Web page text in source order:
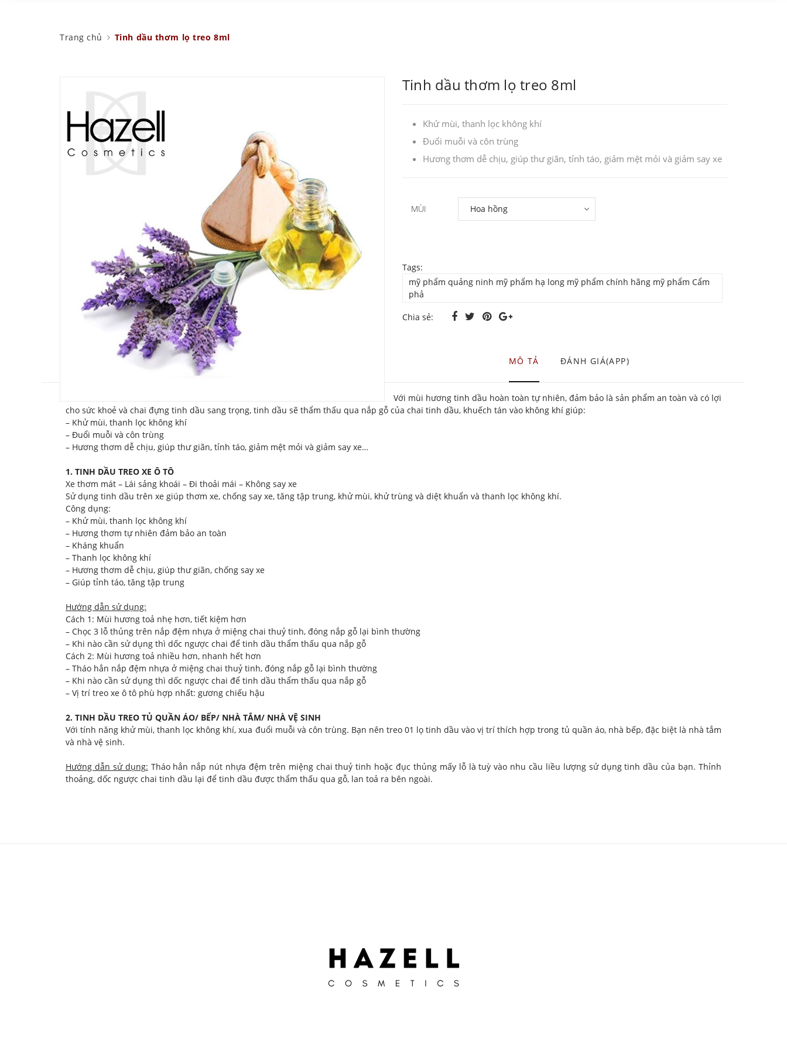
Trang chủ Tinh dầu thơm lọ treo 8ml
Tinh dầu thơm lọ treo 8ml
Khử mùi, thanh lọc không khí
Đuổi muỗi và côn trùng
Hương thơm dễ chịu, giúp thư giãn, tỉnh táo, giảm mệt mỏi và giảm say xe
MÙI
Tags:
mỹ phẩm quảng ninh mỹ phẩm hạ long mỹ phẩm chính hãng mỹ phẩm Cẩm
phả
Chia sẻ:
MÔ TẢ ĐÁNH GIÁ(APP)
Với mùi hương tinh dầu hoàn toàn tự nhiên, đảm bảo là sản phẩm an toàn và có lợi
cho sức khoẻ và chai đựng tinh dầu sang trọng, tinh dầu sẽ thẩm thấu qua nắp gỗ của chai tinh dầu, khuếch tán vào không khí giúp:
– Khử mùi, thanh lọc không khí
– Đuổi muỗi và côn trùng
– Hương thơm dễ chịu, giúp thư giãn, tỉnh táo, giảm mệt mỏi và giảm say xe…
1. TINH DẦU TREO XE Ô TÔ
Xe thơm mát – Lái sảng khoái – Đi thoải mái – Không say xe
Sử dụng tinh dầu trên xe giúp thơm xe, chống say xe, tăng tập trung, khử mùi, khử trùng và diệt khuẩn và thanh lọc không khí.
Công dụng:
– Khử mùi, thanh lọc không khí
– Hương thơm tự nhiên đảm bảo an toàn
– Kháng khuẩn
– Thanh lọc không khí
– Hương thơm dễ chịu, giúp thư giãn, chống say xe
– Giúp tỉnh táo, tăng tập trung
Hướng dẫn sử dụng:
Cách 1: Mùi hương toả nhẹ hơn, tiết kiệm hơn
– Chọc 3 lỗ thủng trên nắp đệm nhựa ở miệng chai thuỷ tinh, đóng nắp gỗ lại bình thường
– Khi nào cần sử dụng thì dốc ngược chai để tinh dầu thẩm thấu qua nắp gỗ
Cách 2: Mùi hương toả nhiều hơn, nhanh hết hơn
– Tháo hẳn nắp đệm nhựa ở miệng chai thuỷ tinh, đóng nắp gỗ lại bình thường
– Khi nào cần sử dụng thì dốc ngược chai để tinh dầu thẩm thấu qua nắp gỗ
– Vị trí treo xe ô tô phù hợp nhất: gương chiếu hậu
2. TINH DẦU TREO TỦ QUẦN ÁO/ BẾP/ NHÀ TẮM/ NHÀ VỆ SINH
Với tính năng khử mùi, thanh lọc không khí, xua đuổi muỗi và côn trùng. Bạn nên treo 01 lọ tinh dầu vào vị trí thích hợp trong tủ quần áo, nhà bếp, đặc biệt là nhà tắm
và nhà vệ sinh.
Hướng dẫn sử dụng: Tháo hẳn nắp nút nhựa đệm trên miệng chai thuỷ tinh hoặc đục thủng mấy lỗ là tuỳ vào nhu cầu liều lượng sử dụng tinh dầu của bạn. Thỉnh
thoảng, dốc ngược chai tinh dầu lại để tinh dầu được thẩm thấu qua gỗ, lan toả ra bên ngoài.